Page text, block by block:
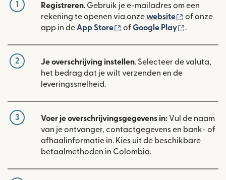
1 Registreren. Gebruik je e-mailadres om een
rekening te openen via onzewebsite (wordt
of onze
app in de App Store (wordt geopend in een
of Google Play .
2 Je overschrijving instellen. Selecteer de valuta,
het bedrag dat je wilt verzenden en de
leveringssnelheid.
3 Voer je overschrijvingsgegevens in: Vul de naam
van je ontvanger, contactgegevens en bank- of
afhaalinformatie in. Kies uit de beschikbare
betaalmethoden in Colombia.